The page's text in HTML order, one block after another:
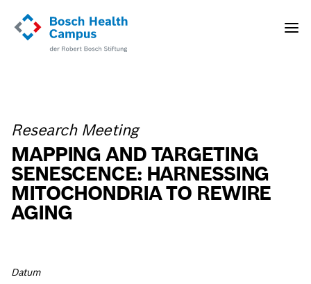
Toggle
Research Meeting
MAPPING AND TARGETING
SENESCENCE: HARNESSING
MITOCHONDRIA TO REWIRE
AGING
Datum